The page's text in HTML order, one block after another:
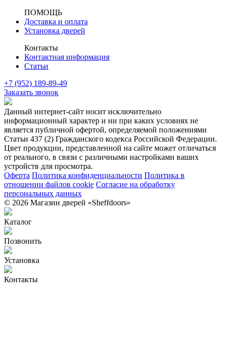
ПОМОЩЬ
Доставка и оплата
Установка дверей
Контакты
Контактная информация
Статьи
+7 (952) 189-89-49
Заказать звонок
Данный интернет-сайт носит исключительно
информационный характер и ни при каких условиях не
является публичной офертой, определяемой положениями
Статьи 437 (2) Гражданского кодекса Российской Федерации.
Цвет продукции, представленной на сайте может отличаться
от реального, в связи с различными настройками ваших
устройств для просмотра.
Оферта Политика конфиденциальности Политика в
отношении файлов cookie Согласие на обработку
персональных данных
© 2026 Магазин дверей «Sheffdoors»
Каталог
Позвонить
Установка
Контакты